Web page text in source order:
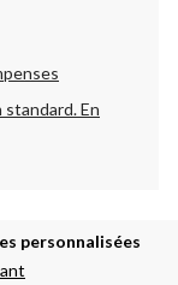
standard.En
personnalisées